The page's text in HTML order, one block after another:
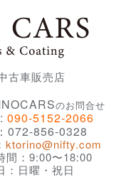
古車販売店
のお問合せ
090-5152-2066
072-856-0328
ktorino@nifty.com
間：9:00〜18:00
：日曜・祝日